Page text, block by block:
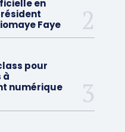
en
Faye
pour
à
numérique